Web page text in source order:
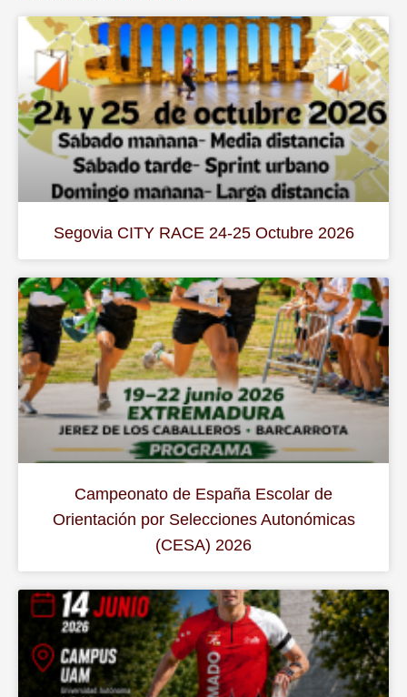
Segovia CITY RACE 24-25 Octubre 2026
Campeonato de España Escolar de
Orientación por Selecciones Autonómicas
(CESA) 2026